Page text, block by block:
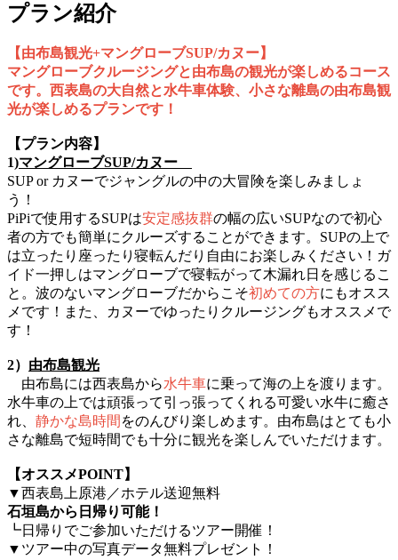
プラン紹介
【由布島観光+マングローブSUP/カヌー】
マングローブクルージングと由布島の観光が楽しめるコース
です。西表島の大自然と水牛車体験、小さな離島の由布島観
光が楽しめるプランです！
【プラン内容】
1)マングローブSUP/カヌー
SUP or カヌーでジャングルの中の大冒険を楽しみましょ
う！
PiPiで使用するSUPは安定感抜群の幅の広いSUPなので初心
者の方でも簡単にクルーズすることができます。SUPの上で
は立ったり座ったり寝転んだり自由にお楽しみください！ガ
イド一押しはマングローブで寝転がって木漏れ日を感じるこ
と。波のないマングローブだからこそ初めての方にもオスス
メです！また、カヌーでゆったりクルージングもオススメで
す！
2） 由布島観光
由布島には西表島から水牛車に乗って海の上を渡ります。
水牛車の上では頑張って引っ張ってくれる可愛い水牛に癒さ
れ、 静かな島時間 をのんびり楽しめます。由布島はとても小
さな離島で短時間でも十分に観光を楽しんでいただけます。
【オススメPOINT】
▼西表島上原港／ホテル送迎無料
石垣島から日帰り可能！
┗日帰りでご参加いただけるツアー開催！
▼ツアー中の写真データ無料プレゼント！